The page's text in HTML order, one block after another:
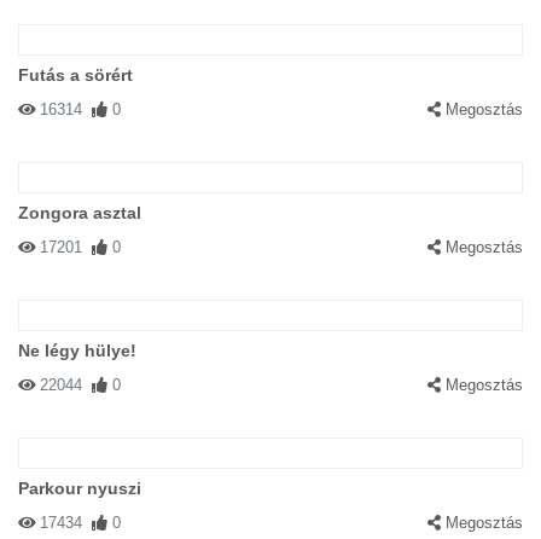
Futás a sörért
16314 0 Megosztás
Zongora asztal
17201 0 Megosztás
Ne légy hülye!
22044 0 Megosztás
Parkour nyuszi
17434 0 Megosztás